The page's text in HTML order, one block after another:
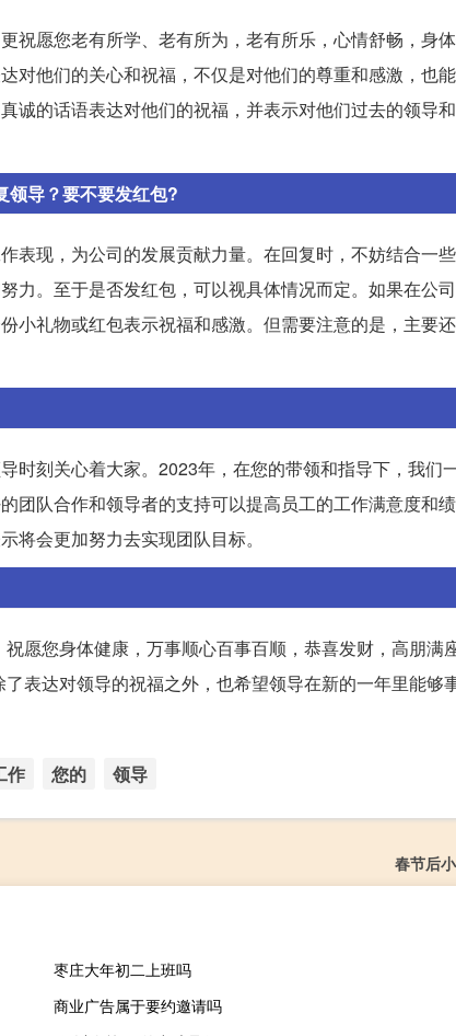
祝愿您老有所学、老有所为，老有所乐，心情舒畅，身
对他们的关心和祝福，不仅是对他们的尊重和感激，也
诚的话语表达对他们的祝福，并表示对他们过去的领导
领导？要不要发红包?
表现，为公司的发展贡献力量。在回复时，不妨结合一
力。至于是否发红包，可以视具体情况而定。如果在公
小礼物或红包表示祝福和感激。但需要注意的是，主要
时刻关心着大家。2023年，在您的带领和指导下，我们
队合作和领导者的支持可以提高员工的工作满意度和绩
将会更加努力去实现团队目标。
愿您身体健康，万事顺心百事百顺，恭喜发财，高朋满
达对领导的祝福之外，也希望领导在新的一年里能够
作 您的 领导
春节后
枣庄大年初二上班吗
商业广告属于要约邀请吗